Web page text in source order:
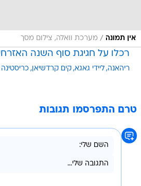
אין תמונה / מערכת וואלה, צילום מסך
רכלו על חגיגת סוף השנה
ריהאנה ליידי גאגא קים קרדשיאן
טרם התפרסמו תגובות